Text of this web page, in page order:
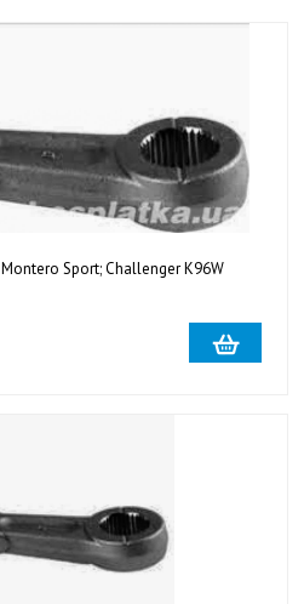
Sport; Challenger K96W